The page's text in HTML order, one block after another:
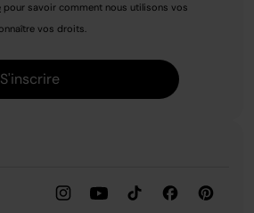
pour savoir comment nous utilisons vos
vos droits.
S'inscrire